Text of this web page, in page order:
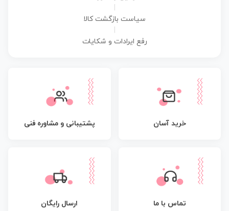
سیاست بازگشت کالا
رفع ایرادات و شکایات
خرید آسان پشتیبانی و مشاوره فنی
تماس با ما ارسال رایگان